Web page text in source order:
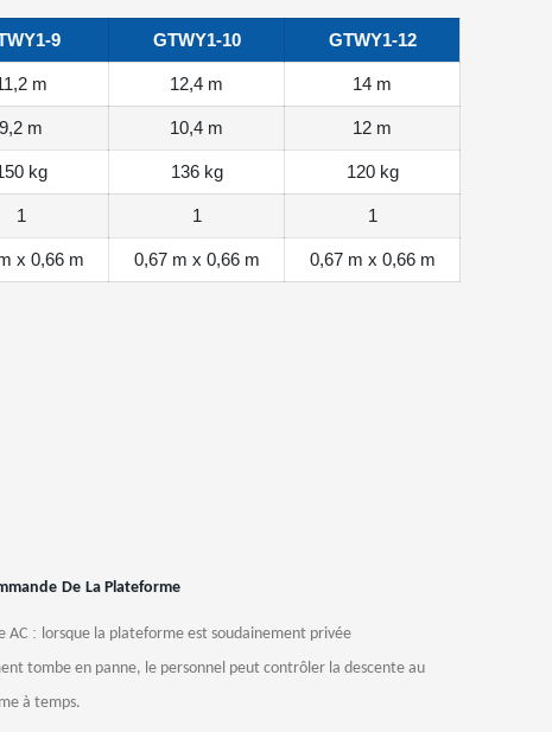
9 GTWY1-10 GTWY1-12
m 12,4 m 14 m
9,2 m 10,4 m 12 m
kg 136 kg 120 kg
1 1 1
x 0,66 m 0,67 m x 0,66 m 0,67 m x 0,66 m
De La Plateforme
AC: lorsque la plateforme est soudainement privée
tombe en panne, le personnel peut contrôler la descente au
à temps.